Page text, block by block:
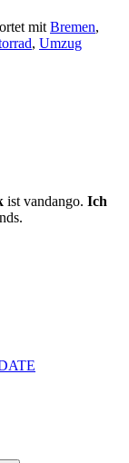
mit Bremen,
, Umzug
ist vandango. Ich